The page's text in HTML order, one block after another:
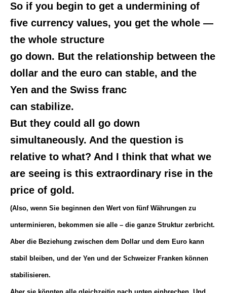
So if you begin to get a undermining of
five currency values, you get the whole —
the whole structure
go down. But the relationship between the
dollar and the euro can stable, and the
Yen and the Swiss franc
can stabilize.
But they could all go down
simultaneously. And the question is
relative to what? And I think that what we
are seeing is this extraordinary rise in the
price of gold.
(Also, wenn Sie beginnen den Wert von fünf Währungen zu
unterminieren, bekommen sie alle – die ganze Struktur zerbricht.
Aber die Beziehung zwischen dem Dollar und dem Euro kann
stabil bleiben, und der Yen und der Schweizer Franken können
stabilisieren.